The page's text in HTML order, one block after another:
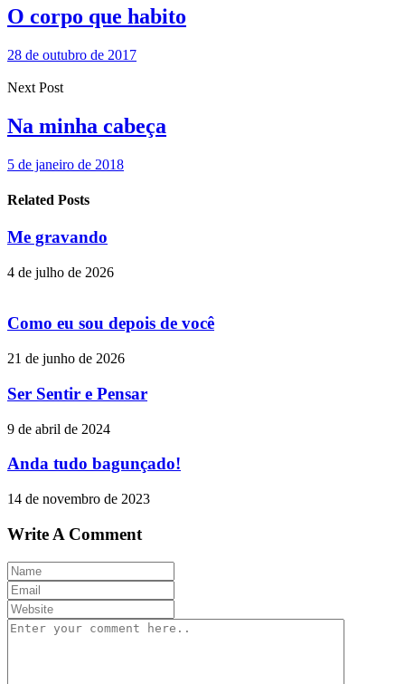
O corpo que habito
28 de outubro de 2017
Next Post
Na minha cabeça
5 de janeiro de 2018
Related Posts
Me gravando
4 de julho de 2026
Como eu sou depois de você
21 de junho de 2026
Ser Sentir e Pensar
9 de abril de 2024
Anda tudo bagunçado!
14 de novembro de 2023
Write A Comment